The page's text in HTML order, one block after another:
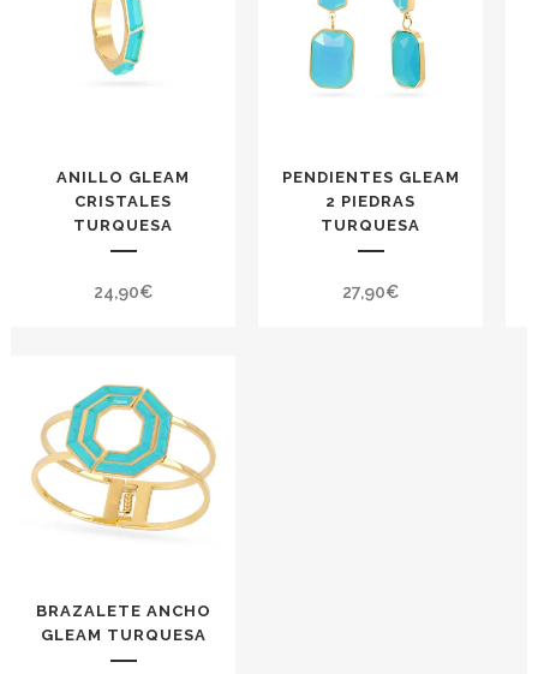
ANILLO GLEAM
CRISTALES
TURQUESA
24,90€
PENDIENTES GLEAM
2 PIEDRAS
TURQUESA
27,90€
BRAZALETE ANCHO
GLEAM TURQUESA